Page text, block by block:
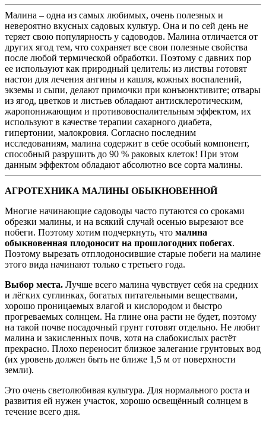
Малина – одна из самых любимых, очень полезных и
невероятно вкусных садовых культур. Она и по сей день не
теряет свою популярность у садоводов. Малина отличается от
других ягод тем, что сохраняет все свои полезные свойства
после любой термической обработки. Поэтому с давних пор
ее используют как природный целитель: из листвы готовят
настои для лечения ангины и кашля, кожных воспалений,
экземы и сыпи, делают примочки при конъюнктивите; отвары
из ягод, цветков и листьев обладают антисклеротическим,
жаропонижающим и противовоспалительным эффектом, их
используют в качестве терапии сахарного диабета,
гипертонии, малокровия. Согласно последним
исследованиям, малина содержит в себе особый компонент,
способный разрушить до 90 % раковых клеток! При этом
данным эффектом обладают абсолютно все сорта малины.
АГРОТЕХНИКА МАЛИНЫ ОБЫКНОВЕННОЙ
Многие начинающие садоводы часто путаются со сроками
обрезки малины, и на всякий случай осенью вырезают все
побеги. Поэтому хотим подчеркнуть, что малина
обыкновенная плодоносит на прошлогодних побегах.
Поэтому вырезать отплодоносившие старые побеги на малине
этого вида начинают только с третьего года.
Выбор места. Лучше всего малина чувствует себя на средних
и лёгких суглинках, богатых питательными веществами,
хорошо проницаемых влагой и кислородом и быстро
прогреваемых солнцем. На глине она расти не будет, поэтому
на такой почве посадочный грунт готовят отдельно. Не любит
малина и закисленных почв, хотя на слабокислых растёт
прекрасно. Плохо переносит близкое залегание грунтовых вод
(их уровень должен быть не ближе 1,5 м от поверхности
земли).
Это очень светолюбивая культура. Для нормального роста и
развития ей нужен участок, хорошо освещённый солнцем в
течение всего дня.